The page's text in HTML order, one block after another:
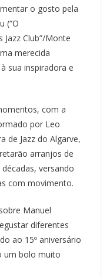
o gosto pela
(“O
Jazz Club”/Monte
merecida
sua inspiradora e
com a
por Leo
de Jazz do Algarve,
arranjos de
versando
com movimento.
Manuel
diferentes
ao 15º aniversário
um bolo muito